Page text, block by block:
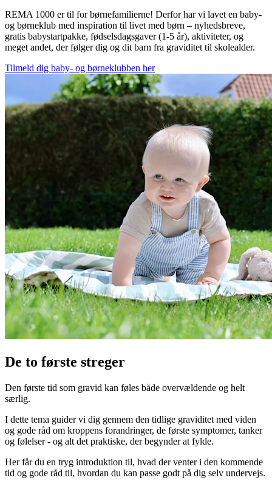
REMA 1000 er til for børnefamilierne! Derfor har vi lavet en baby-
og børneklub med inspiration til livet med børn – nyhedsbreve,
gratis babystartpakke, fødselsdagsgaver (1-5 år), aktiviteter, og
meget andet, der følger dig og dit barn fra graviditet til skolealder.
Tilmeld dig baby- og børneklubben her
De to første streger
Den første tid som gravid kan føles både overvældende og helt
særlig.
I dette tema guider vi dig gennem den tidlige graviditet med viden
og gode råd om kroppens forandringer, de første symptomer, tanker
og følelser - og alt det praktiske, der begynder at fylde.
Her får du en tryg introduktion til, hvad der venter i den kommende
tid og gode råd til, hvordan du kan passe godt på dig selv undervejs.